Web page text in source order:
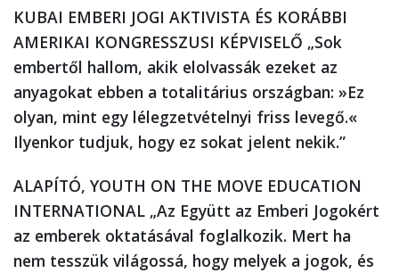
KUBAI EMBERI JOGI AKTIVISTA ÉS KORÁBBI
AMERIKAI KONGRESSZUSI KÉPVISELŐ „Sok
embertől hallom, akik elolvassák ezeket az
anyagokat ebben a totalitárius országban: »Ez
olyan, mint egy lélegzetvételnyi friss levegő.«
Ilyenkor tudjuk, hogy ez sokat jelent nekik.”
ALAPÍTÓ, YOUTH ON THE MOVE EDUCATION
INTERNATIONAL „Az Együtt az Emberi Jogokért
az emberek oktatásával foglalkozik. Mert ha
nem tesszük világossá, hogy melyek a jogok, és